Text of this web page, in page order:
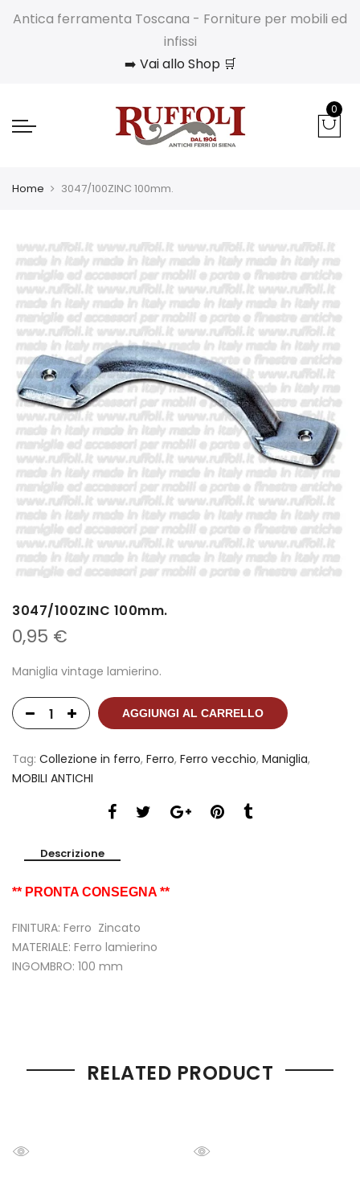
Antica ferramenta Toscana - Forniture per mobili ed
infissi
➡️ Vai allo Shop 🛒
0
Home 3047/100ZINC 100mm.
3047/100ZINC 100mm.
0,95 €
Maniglia vintage lamierino.
AGGIUNGI AL CARRELLO
Tag: Collezione in ferro, Ferro, Ferro vecchio, Maniglia,
MOBILI ANTICHI
Descrizione
** PRONTA CONSEGNA **
FINITURA: Ferro Zincato
MATERIALE: Ferro lamierino
INGOMBRO: 100 mm
RELATED PRODUCT